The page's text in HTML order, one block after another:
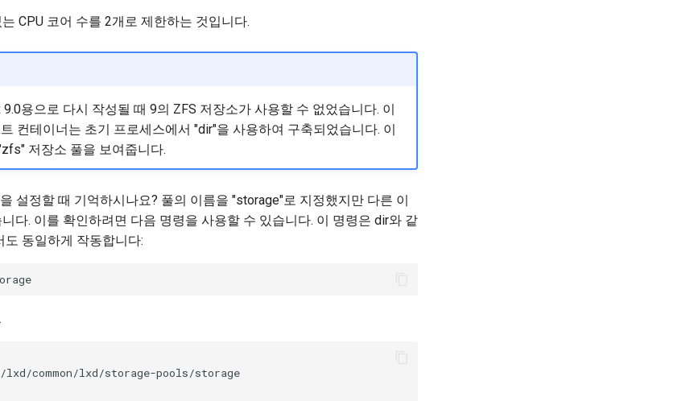
CPU 코어 수를 2개로 제한하는 것입니다.
용으로 다시 작성될 때 9의 ZFS 저장소가 사용할 수 없었습니다. 이
컨테이너는 초기 프로세스에서 "dir"을 사용하여 구축되었습니다. 이
저장소 풀을 보여줍니다.
설정할 때 기억하시나요? 풀의 이름을 "storage"로 지정했지만 다른 이
다. 이를 확인하려면 다음 명령을 사용할 수 있습니다. 이 명령은 dir와 같
동일하게 작동합니다:
lxd/common/lxd/storage-pools/storage